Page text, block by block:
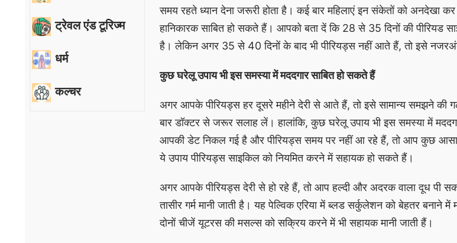
ट्रेवल एंड टूरिज्म
धर्म
कल्चर
समय रहते ध्यान देना जरूरी होता है। कई बार महिलाएं इन संकेतों को अनदेखा
हानिकारक साबित हो सकते हैं। आपको बता दें कि 28 से 35 दिनों की पीरियड
है। लेकिन अगर 35 से 40 दिनों के बाद भी पीरियड्स नहीं आते हैं, तो इसे
कुछ घरेलू उपाय भी इस समस्या में मददगार साबित हो सकते हैं
अगर आपके पीरियड्स हर दूसरे महीने देरी से आते हैं, तो इसे सामान्य समझने की
बार डॉक्टर से जरूर सलाह लें। हालांकि, कुछ घरेलू उपाय भी इस समस्या में
आपकी डेट निकल गई है और पीरियड्स समय पर नहीं आ रहे हैं, तो आप कुछ
ये उपाय पीरियड्स साइकिल को नियमित करने में सहायक हो सकते हैं।
अगर आपके पीरियड्स देरी से हो रहे हैं, तो आप हल्दी और अदरक वाला दूध पी
तासीर गर्म मानी जाती है। यह पेल्विक एरिया में ब्लड सर्कुलेशन को बेहतर बनाने
दोनों चीजें यूटरस की मसल्स को सक्रिय करने में भी सहायक मानी जाती हैं।